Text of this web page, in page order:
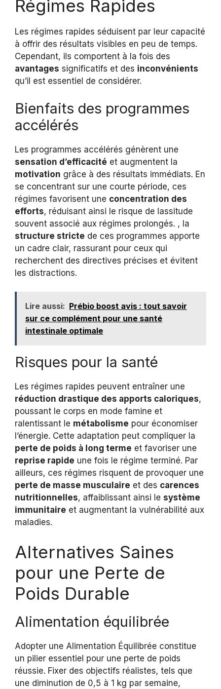
Régimes Rapides
Les régimes rapides séduisent par leur capacité
à offrir des résultats visibles en peu de temps.
Cependant, ils comportent à la fois des
avantages significatifs et des inconvénients
qu’il est essentiel de considérer.
Bienfaits des programmes
accélérés
Les programmes accélérés génèrent une
sensation d’efficacité et augmentent la
motivation grâce à des résultats immédiats. En
se concentrant sur une courte période, ces
régimes favorisent une concentration des
efforts, réduisant ainsi le risque de lassitude
souvent associé aux régimes prolongés. , la
structure stricte de ces programmes apporte
un cadre clair, rassurant pour ceux qui
recherchent des directives précises et évitent
les distractions.
Lire aussi: Prébio boost avis : tout savoir
sur ce complément pour une santé
intestinale optimale
Risques pour la santé
Les régimes rapides peuvent entraîner une
réduction drastique des apports caloriques,
poussant le corps en mode famine et
ralentissant le métabolisme pour économiser
l’énergie. Cette adaptation peut compliquer la
perte de poids à long terme et favoriser une
reprise rapide une fois le régime terminé. Par
ailleurs, ces régimes risquent de provoquer une
perte de masse musculaire et des carences
nutritionnelles, affaiblissant ainsi le système
immunitaire et augmentant la vulnérabilité aux
maladies.
Alternatives Saines
pour une Perte de
Poids Durable
Alimentation équilibrée
Adopter une Alimentation Équilibrée constitue
un pilier essentiel pour une perte de poids
réussie. Fixer des objectifs réalistes, tels que
une diminution de 0,5 à 1 kg par semaine,